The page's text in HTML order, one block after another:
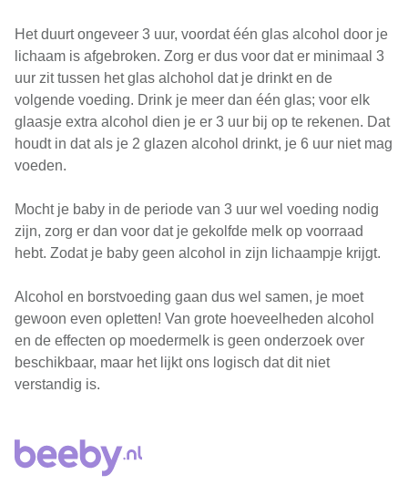
Het duurt ongeveer 3 uur, voordat één glas alcohol door je
lichaam is afgebroken. Zorg er dus voor dat er minimaal 3
uur zit tussen het glas alchohol dat je drinkt en de
volgende voeding. Drink je meer dan één glas; voor elk
glaasje extra alcohol dien je er 3 uur bij op te rekenen. Dat
houdt in dat als je 2 glazen alcohol drinkt, je 6 uur niet mag
voeden.
Mocht je baby in de periode van 3 uur wel voeding nodig
zijn, zorg er dan voor dat je gekolfde melk op voorraad
hebt. Zodat je baby geen alcohol in zijn lichaampje krijgt.
Alcohol en borstvoeding gaan dus wel samen, je moet
gewoon even opletten! Van grote hoeveelheden alcohol
en de effecten op moedermelk is geen onderzoek over
beschikbaar, maar het lijkt ons logisch dat dit niet
verstandig is.